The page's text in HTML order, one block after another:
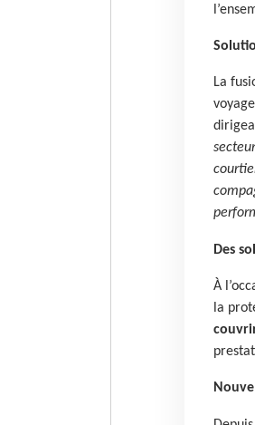
La
Des
À
la